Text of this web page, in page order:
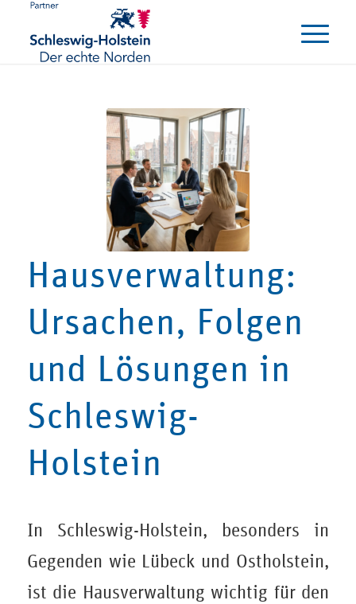
Hausverwaltung:
Ursachen, Folgen
und Lösungen in
Schleswig-
Holstein
In Schleswig-Holstein, besonders in
Gegenden wie Lübeck und Ostholstein,
ist die Hausverwaltung wichtig für den